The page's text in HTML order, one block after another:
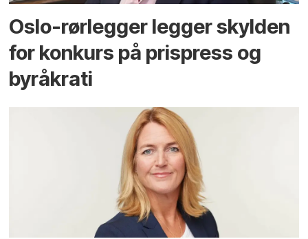
Oslo-rørlegger legger skylden
for konkurs på prispress og
byråkrati